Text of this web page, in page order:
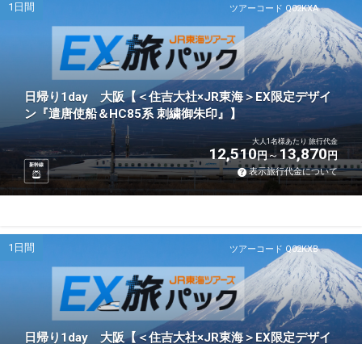
ツアーコード Q02KXA
1日間
日帰り1day 大阪【＜住吉大社×JR東海＞EX限定デザイ
ン『遣唐使船＆HC85系 刺繍御朱印』】
新幹線
大人1名様あたり 旅行代金
12,510円 13,870円
表示旅行代金について
ツアーコード Q02KXB
1日間
日帰り1day 大阪【＜住吉大社×JR東海＞EX限定デザイ